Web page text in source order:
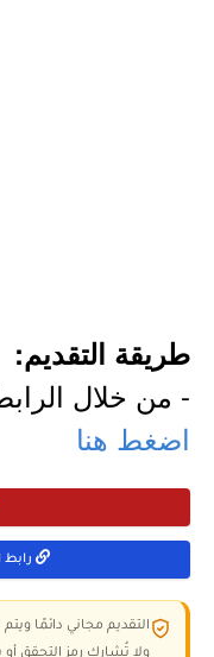
طريقة التقديم:
- من خلال
اضغط هنا
رابط
التقديم مجاني دائمًا
ولا تُشارك رمز التحقق أو